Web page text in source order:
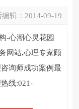
辑： 2014-09-19
-心潮心灵花园
网站,心理专家顾
询师成功案例最
线:021-